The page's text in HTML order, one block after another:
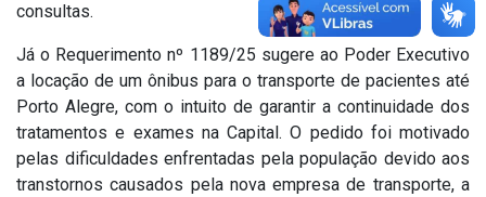
consultas.
Já o Requerimento nº 1189/25 sugere ao Poder Executivo
a locação de um ônibus para o transporte de pacientes até
Porto Alegre, com o intuito de garantir a continuidade dos
tratamentos e exames na Capital. O pedido foi motivado
pelas dificuldades enfrentadas pela população devido aos
transtornos causados pela nova empresa de transporte, a